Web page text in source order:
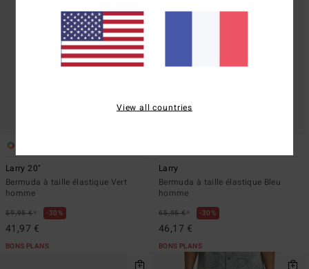
Larry 20"
Bermuda à taille élastique Vert
homme
59,95 €* 30%
41,97 €
BONS PLANS
Larry
Bermuda à taille élastique Bleu
homme
65,95 €* 30%
46,17 €
BONS PLANS
View all countries